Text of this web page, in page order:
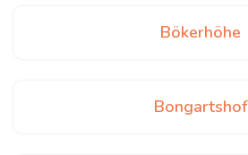
Bökerhöhe
Bongartshof